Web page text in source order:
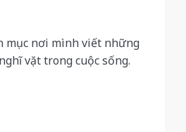
mục nơi mình viết những
vặt trong cuộc sống.